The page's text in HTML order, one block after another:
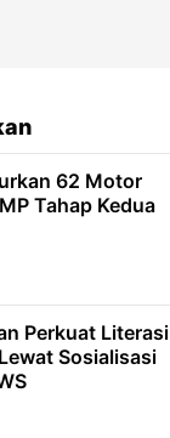
62 Motor
Tahap Kedua
Perkuat Literasi
Sosialisasi